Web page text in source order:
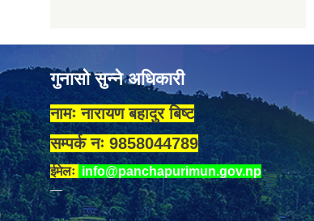
गुनासो सुन्ने अधिकारी
नामः नारायण बहादुर बिष्ट
सम्पर्क नः 9858044789
ईमेलः info@panchapurimun.gov.np